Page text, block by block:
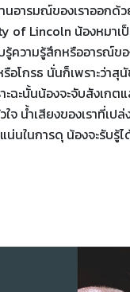
นอารมณ์ของเราออกด้
of Lincoln น้องหมาเ
รู้ความรู้สึกหรืออารณ์ข
รือโกรธ นั่นก็เพราะว่า
ะฉะนั้นน้องจะจับสังเกต
จ น้ำเสียงของเราที่เปล่
น่นในการดุ น้องจะรับรู้